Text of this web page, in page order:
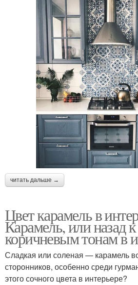
читать дальше →
Цвет карамель в
Карамель, или назад
коричневым тонам в
Сладкая или соленая — карамель
сторонников, особенно среди
этого сочного цвета в интерьере?